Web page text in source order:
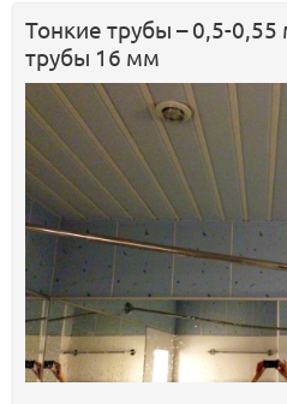
Тонкие трубы – 0,5-
трубы 16 мм